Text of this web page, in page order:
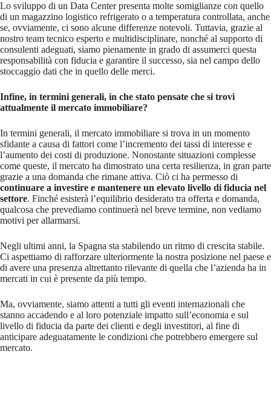
Lo sviluppo di un Data Center presenta molte somiglianze con quello
di un magazzino logistico refrigerato o a temperatura controllata, anche
se, ovviamente, ci sono alcune differenze notevoli. Tuttavia, grazie al
nostro team tecnico esperto e multidisciplinare, nonché al supporto di
consulenti adeguati, siamo pienamente in grado di assumerci questa
responsabilità con fiducia e garantire il successo, sia nel campo dello
stoccaggio dati che in quello delle merci.
Infine, in termini generali, in che stato pensate che si trovi
attualmente il mercato immobiliare?
In termini generali, il mercato immobiliare si trova in un momento
sfidante a causa di fattori come l’incremento dei tassi di interesse e
l’aumento dei costi di produzione. Nonostante situazioni complesse
come queste, il mercato ha dimostrato una certa resilienza, in gran parte
grazie a una domanda che rimane attiva. Ciò ci ha permesso di
continuare a investire e mantenere un elevato livello di fiducia nel
settore. Finché esisterà l’equilibrio desiderato tra offerta e domanda,
qualcosa che prevediamo continuerà nel breve termine, non vediamo
motivi per allarmarsi.
Negli ultimi anni, la Spagna sta stabilendo un ritmo di crescita stabile.
Ci aspettiamo di rafforzare ulteriormente la nostra posizione nel paese e
di avere una presenza altrettanto rilevante di quella che l’azienda ha in
mercati in cui è presente da più tempo.
Ma, ovviamente, siamo attenti a tutti gli eventi internazionali che
stanno accadendo e al loro potenziale impatto sull’economia e sul
livello di fiducia da parte dei clienti e degli investitori, al fine di
anticipare adeguatamente le condizioni che potrebbero emergere sul
mercato.